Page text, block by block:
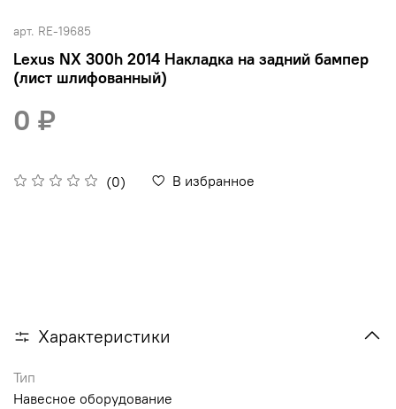
арт. RE-19685
Lexus NX 300h 2014 Накладка на задний бампер
(лист шлифованный)
(0) В избранное
0 ₽
Характеристики
Тип
Навесное оборудование